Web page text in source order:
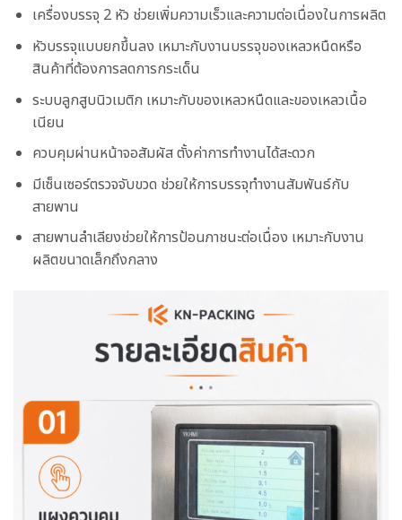
เครื่องบรรจุ 2 หัว ช่วยเพิ่มความเร็วและความต่อเนื่องในการผลิต
หัวบรรจุแบบยกขึ้นลง เหมาะกับงานบรรจุของเหลวหนืดหรือ
สินค้าที่ต้องการลดการกระเด็น
ระบบลูกสูบนิวเมติก เหมาะกับของเหลวหนืดและของเหลวเนื้อ
เนียน
ควบคุมผ่านหน้าจอสัมผัส ตั้งค่าการทำงานได้สะดวก
มีเซ็นเซอร์ตรวจจับขวด ช่วยให้การบรรจุทำงานสัมพันธ์กับ
สายพาน
สายพานลำเลียงช่วยให้การป้อนภาชนะต่อเนื่อง เหมาะกับงาน
ผลิตขนาดเล็กถึงกลาง